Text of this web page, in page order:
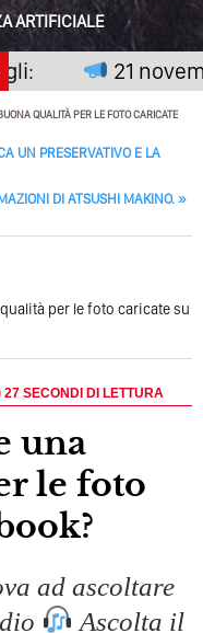
Di Valore O
Probabilmente
Politica? Il
ARTIFICIALE
21
QUALITÀ PER LE FOTO CARICATE
UN PRESERVATIVO E LA
DI ATSUSHI MAKINO. »
per le foto caricate su
27 SECONDI DI LETTURA
le foto
ad ascoltare
Ascolta il